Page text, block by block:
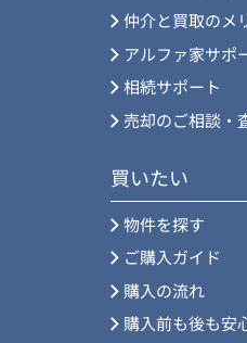
仲介と買取のメ
アルファ家サポ
相続サポート
売却のご相談・
買いたい
物件を探す
ご購入ガイド
購入の流れ
購入前も後も安